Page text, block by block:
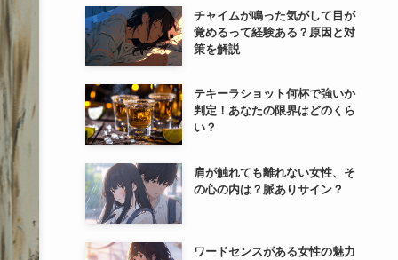
チャイムが鳴った気がして目が
覚めるって経験ある？原因と対
策を解説
テキーラショット何杯で強いか
判定！あなたの限界はどのくら
い？
肩が触れても離れない女性、そ
の心の内は？脈ありサイン？
ワードセンスがある女性の魅力